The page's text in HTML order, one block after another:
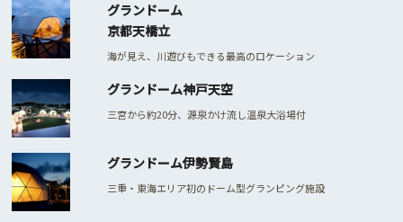
グランドーム
京都天橋立
海が見え、川遊びもできる最高のロケーション
グランドーム神戸天空
三宮から約20分、源泉かけ流し温泉大浴場付
グランドーム伊勢賢島
三重・東海エリア初のドーム型グランピング施設